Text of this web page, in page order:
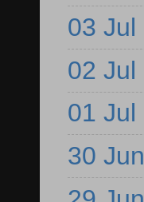
03 Jul
02 Jul
01 Jul
30 Jun